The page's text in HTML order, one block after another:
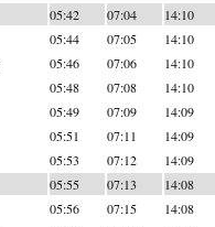
05:42 07:04 14:10
05:44 07:05 14:10
05:46 07:06 14:10
05:48 07:08 14:10
05:49 07:09 14:09
05:51 07:11 14:09
05:53 07:12 14:09
05:55 07:13 14:08
05:56 07:15 14:08